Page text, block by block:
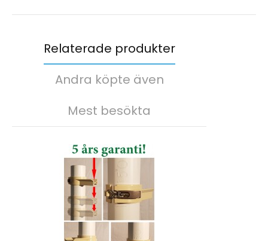
Relaterade produkter
Andra köpte även
Mest besökta